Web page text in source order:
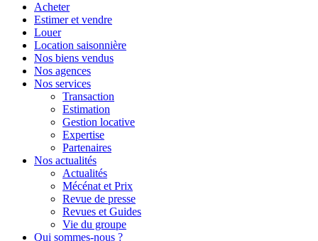
Acheter
Estimer et vendre
Louer
Location saisonnière
Nos biens vendus
Nos agences
Nos services
Transaction
Estimation
Gestion locative
Expertise
Partenaires
Nos actualités
Actualités
Mécénat et Prix
Revue de presse
Revues et Guides
Vie du groupe
Qui sommes-nous ?